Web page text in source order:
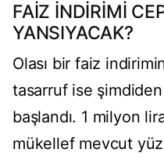
FAİZ İNDİRİMİ
YANSIYACAK?
Olası bir faiz
tasarruf ise
başlandı. 1 milyon
mükellef mevcut